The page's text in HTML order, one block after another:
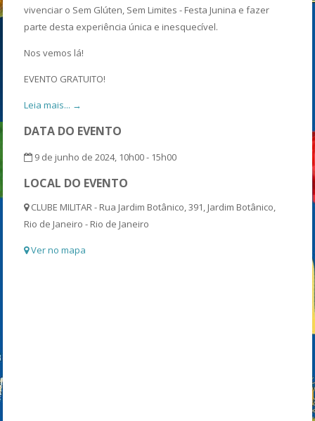
vivenciar o Sem Glúten, Sem Limites - Festa Junina e fazer
parte desta experiência única e inesquecível.
Nos vemos lá!
EVENTO GRATUITO!
Leia mais... →
DATA DO EVENTO
9 de junho de 2024, 10h00 - 15h00
LOCAL DO EVENTO
CLUBE MILITAR - Rua Jardim Botânico, 391, Jardim Botânico,
Rio de Janeiro - Rio de Janeiro
Ver no mapa